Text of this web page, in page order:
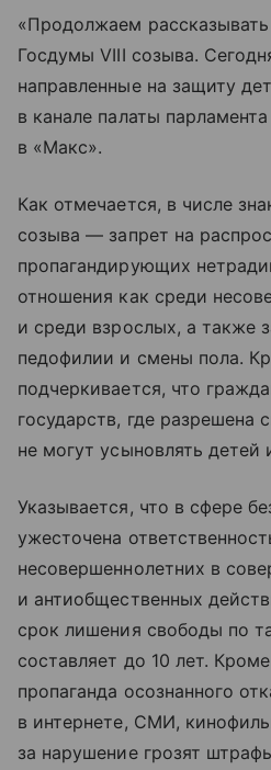
«Продолжаем рассказывать
Госдумы VIII созыва.
направленные на защиту
в канале палаты
в «Макс».
Как отмечается, в числе
созыва — запрет на
пропагандирующих
отношения как среди
и среди взрослых, а также
педофилии и смены пола.
подчеркивается, что
государств, где разрешена
не могут усыновлять детей
Указывается, что в сфере
ужесточена
несовершеннолетних в
и антиобщественных
срок лишения свободы по
составляет до 10 лет.
пропаганда осознанного
в интернете, СМИ,
за нарушение грозят